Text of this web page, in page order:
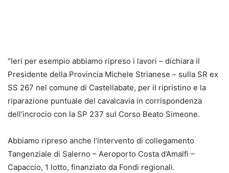
“Ieri per esempio abbiamo ripreso i lavori – dichiara il
Presidente della Provincia Michele Strianese – sulla SR ex
SS 267 nel comune di Castellabate, per il ripristino e la
riparazione puntuale del cavalcavia in corrispondenza
dell’incrocio con la SP 237 sul Corso Beato Simeone.
Abbiamo ripreso anche l’intervento di collegamento
Tangenziale di Salerno – Aeroporto Costa d’Amalfi –
Capaccio, 1 lotto, finanziato da Fondi regionali.